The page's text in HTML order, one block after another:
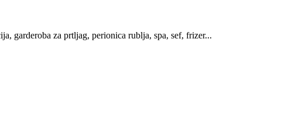
garderoba za prtljag, perionica rublja, spa, sef, frizer...